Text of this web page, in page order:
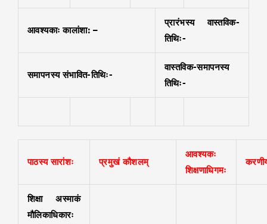
आवश्यकाः कालांशा: –
प्रारंभस्य वास्तविक-
तिथिः-
समापनस्य संभावित-तिथिः-
वास्तविक-समापनस्य
तिथिः-
पाठस्य सारांशः प्रमुखं कौशलम्
आवश्यकः
शिक्षणाधिगमः
शिक्षा अस्माकं
मौलिकाधिकारः